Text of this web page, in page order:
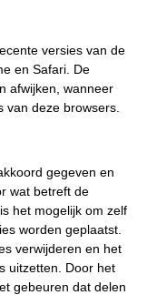
versies van de
en Safari. De
afwijken, wanneer
deze browsers.
gegeven en
wat betreft de
het mogelijk om zelf
worden geplaatst.
verwijderen en het
uitzetten. Door het
gebeuren dat delen